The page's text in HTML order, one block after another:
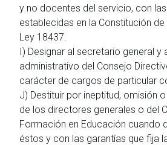
y no docentes del servicio, con
establecidas en la Constitución de
Ley 18437.
I) Designar al secretario general y
administrativo del Consejo
carácter de cargos de particular
J) Destituir por ineptitud, omisión
de los directores generales o del
Formación en Educación cuando
éstos y con las garantías que fija